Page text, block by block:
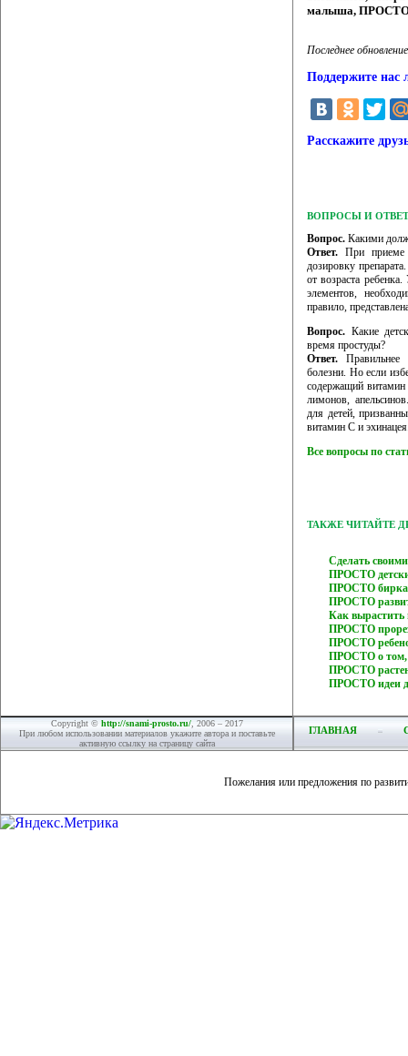
малыша,
Последнее
Поддержите нас
Расскажите
ВОПРОСЫ И
Вопрос. Какими
Ответ. При приеме
дозировку
от возраста
элементов,
правило,
Вопрос. Какие
время простуды?
Ответ. Правильнее
болезни. Но если
содержащий
лимонов,
для детей,
витамин С и
Все вопросы по
ТАКЖЕ ЧИТАЙТЕ
Cделать
ПРОСТО
ПРОСТО бирка
ПРОСТО
Как
ПРОСТО
ПРОСТО
ПРОСТО о том,
ПРОСТО
ПРОСТО идеи
Copyright © http://snami-prosto.ru/, 2006 – 2017
При любом использовании материалов укажите автора и поставьте
активную ссылку на страницу сайта
ГЛАВНАЯ
Пожелания или предложения по